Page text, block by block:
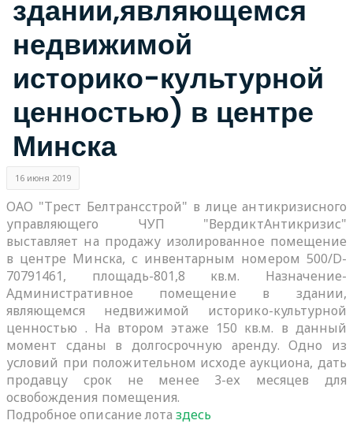
здании,являющемся
недвижимой
историко-культурной
ценностью) в центре
Минска
16 июня 2019
ОАО "Трест Белтрансстрой" в лице антикризисного
управляющего ЧУП "ВердиктАнтикризис"
выставляет на продажу изолированное помещение
в центре Минска, с инвентарным номером 500/D-
70791461, площадь-801,8 кв.м. Назначение-
Административное помещение в здании,
являющемся недвижимой историко-культурной
ценностью . На втором этаже 150 кв.м. в данный
момент сданы в долгосрочную аренду. Одно из
условий при положительном исходе аукциона, дать
продавцу срок не менее 3-ех месяцев для
освобождения помещения.
Подробное описание лота здесь